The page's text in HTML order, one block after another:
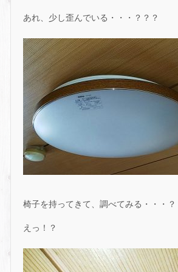
あれ、少し歪んでいる・・・？？？
椅子を持ってきて、調べてみる・・・
えっ！？